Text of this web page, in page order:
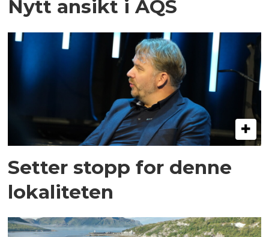
Nytt ansikt i AQS
Setter stopp for denne
lokaliteten